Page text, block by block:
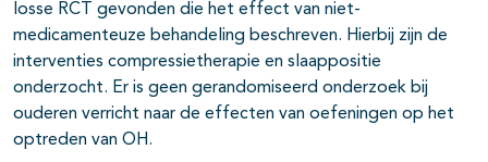
losse RCT gevonden die het effect van niet-
medicamenteuze behandeling beschreven. Hierbij zijn de
interventies compressietherapie en slaappositie
onderzocht. Er is geen gerandomiseerd onderzoek bij
ouderen verricht naar de effecten van oefeningen op het
optreden van OH.